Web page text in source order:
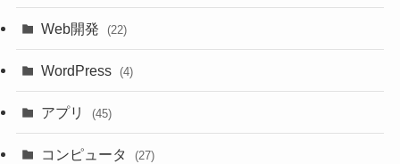
Web開発 (22)
WordPress (4)
アプリ (45)
コンピュータ (27)